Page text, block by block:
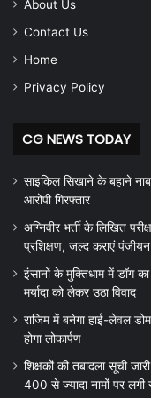
About Us
Contact Us
Home
Privacy Policy
CG NEWS TODAY
साइकिल सिखाने के बहाने
आरोपी गिरफ्तार
अग्निवीर भर्ती के लिखित
प्रशिक्षण, जल्द कराएं पंजीयन
इंसानों के मुक्तिधाम में डॉग
मर्यादा को लेकर उठा विवाद
राजिम में बनेगा हाई-लेवल
होगा लोकार्पण
शिक्षकों की तबादला सूची
400 से ज्यादा नामों पर लगी